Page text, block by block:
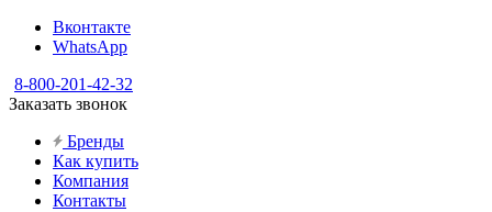
Вконтакте
WhatsApp
8-800-201-42-32
Заказать звонок
Бренды
Как купить
Компания
Контакты